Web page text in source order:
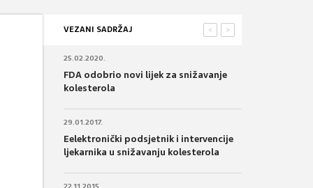
VEZANI SADRŽAJ >
<
25.02.2020.
FDA odobrio novi lijek za snižavanje
kolesterola
29.01.2017.
Eelektronički podsjetnik i intervencije
ljekarnika u snižavanju kolesterola
22.11.2015.